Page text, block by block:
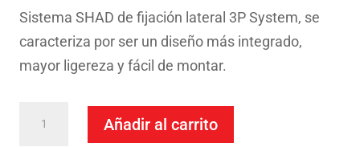
Sistema SHAD de fijación lateral 3P System, se
caracteriza por ser un diseño más integrado,
mayor ligereza y fácil de montar.
Añadir al carrito